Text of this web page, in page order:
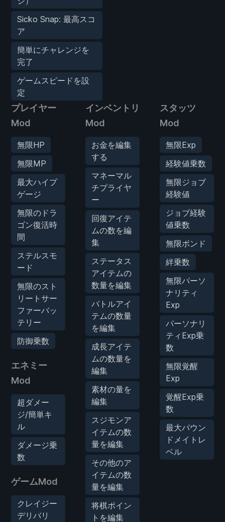
Sicko Snap: 最高スコ
ア
簡単にチャレンジを
完了
ゲームスピードを設
定
プレイヤー
Mod
無限HP
無限MP
最大ハイプ
ゲージ
無限のドラ
ゴン復活時
間
ステルスモ
ード
無限のスト
リートサー
ファーバッ
テリー
防御乗数
エネミー
Mod
超ダメー
ジ/簡単キ
ル
ダメージ乗
数
ゲームMod
クレイジー
デリバリ
インベントリ
Mod
お金を編集
する
マネーマル
チプライヤ
ー
回復アイテ
ムの数を編
集
ステータス
アイテムの
数量を編集
バトルアイ
テムの数量
を編集
成長アイテ
ムの数量を
編集
素材の量を
編集
スジモンア
イテムの数
量を編集
その他のア
イテムの数
量を編集
将棋ポイン
トを編集
スタッツ
Mod
無限Exp
経験値乗数
無限ジョブ
経験値
ジョブ経験
値乗数
無限ボンド
絆乗数
無限パーソ
ナリティ
Exp
パーソナリ
ティExp乗
数
無限覚醒
Exp
覚醒Exp乗
数
最大パウン
ドメイトレ
ベル